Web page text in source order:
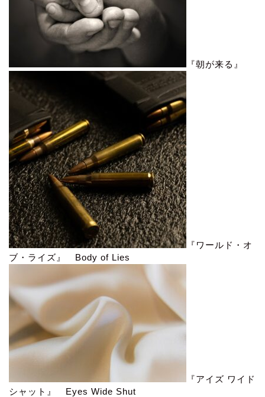
『朝が来る』
『ワールド・オ
ブ・ライズ』 Body of Lies
『アイズ ワイド
シャット』 Eyes Wide Shut